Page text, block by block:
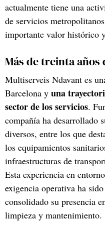
actualmente tiene una
de servicios
importante valor histórico
Más de treinta
Multiserveis Ndavant es
Barcelona y una
sector de los servicios.
compañía ha desarrollado
diversos, entre los que
los equipamientos
infraestructuras de
Esta experiencia en
exigencia operativa ha
consolidado su presencia
limpieza y mantenimiento.